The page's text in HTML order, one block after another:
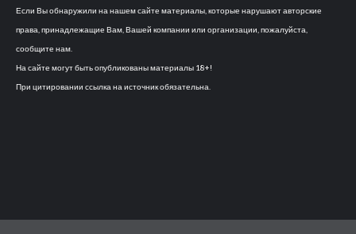
Если Вы обнаружили на нашем сайте материалы, которые нарушают авторские
права, принадлежащие Вам, Вашей компании или организации, пожалуйста,
сообщите нам.
На сайте могут быть опубликованы материалы 18+!
При цитировании ссылка на источник обязательна.